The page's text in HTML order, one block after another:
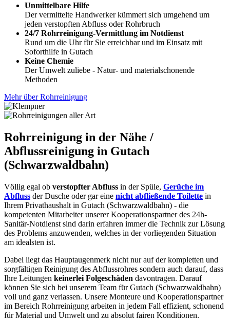
Unmittelbare Hilfe
Der vermittelte Handwerker kümmert sich umgehend um
jeden verstopften Abfluss oder Rohrbruch
24/7 Rohrreinigung-Vermittlung im Notdienst
Rund um die Uhr für Sie erreichbar und im Einsatz mit
Soforthilfe in Gutach
Keine Chemie
Der Umwelt zuliebe - Natur- und materialschonende
Methoden
Mehr über Rohrreinigung
Rohrreinigung in der Nähe /
Abflussreinigung in Gutach
(Schwarzwaldbahn)
Völlig egal ob verstopfter Abfluss in der Spüle, Gerüche im
Abfluss der Dusche oder gar eine nicht abfließende Toilette in
Ihrem Privathaushalt in Gutach (Schwarzwaldbahn) - die
kompetenten Mitarbeiter unserer Kooperationspartner des 24h-
Sanitär-Notdienst sind darin erfahren immer die Technik zur Lösung
des Problems anzuwenden, welches in der vorliegenden Situation
am idealsten ist.
Dabei liegt das Hauptaugenmerk nicht nur auf der kompletten und
sorgfältigen Reinigung des Abflussrohres sondern auch darauf, dass
Ihre Leitungen keinerlei Folgeschäden davontragen. Darauf
können Sie sich bei unserem Team für Gutach (Schwarzwaldbahn)
voll und ganz verlassen. Unsere Monteure und Kooperationspartner
im Bereich Rohrreinigung arbeiten in jedem Fall effizient, schonend
für Material und Umwelt und zu absolut fairen Konditionen.